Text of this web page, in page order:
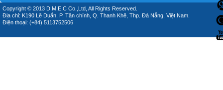
Copyright © 2013 D.M.E.C Co.,Ltd, All Rights Reserved.
Địa chỉ: K190 Lê Duẩn, P. Tân chính, Q. Thanh Khê, Thp. Đà Nẵng, Việt Nam.
Điện thoại: (+84) 5113752506